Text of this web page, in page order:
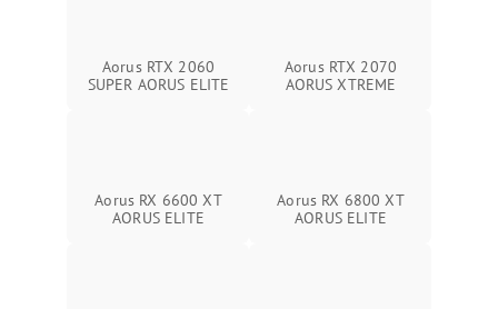
Aorus RTX 2060
SUPER AORUS ELITE
Aorus RTX 2070
AORUS XTREME
Aorus RX 6600 XT
AORUS ELITE
Aorus RX 6800 XT
AORUS ELITE